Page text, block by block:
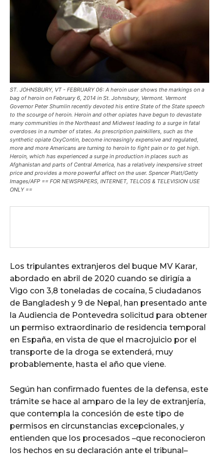
ST. JOHNSBURY, VT - FEBRUARY 06: A heroin user shows the markings on a
bag of heroin on February 6, 2014 in St. Johnsbury, Vermont. Vermont
Governor Peter Shumlin recently devoted his entire State of the State speech
to the scourge of heroin. Heroin and other opiates have begun to devastate
many communities in the Northeast and Midwest leading to a surge in fatal
overdoses in a number of states. As prescription painkillers, such as the
synthetic opiate OxyContin, become increasingly expensive and regulated,
more and more Americans are turning to heroin to fight pain or to get high.
Heroin, which has experienced a surge in production in places such as
Afghanistan and parts of Central America, has a relatively inexpensive street
price and provides a more powerful affect on the user. Spencer Platt/Getty
Images/AFP == FOR NEWSPAPERS, INTERNET, TELCOS & TELEVISION USE
ONLY ==
Los tripulantes extranjeros del buque MV Karar,
abordado en abril de 2020 cuando se dirigía a
Vigo con 3,8 toneladas de cocaína, 5 ciudadanos
de Bangladesh y 9 de Nepal, han presentado ante
la Audiencia de Pontevedra solicitud para obtener
un permiso extraordinario de residencia temporal
en España, en vista de que el macrojuicio por el
transporte de la droga se extenderá, muy
probablemente, hasta el año que viene.
Según han confirmado fuentes de la defensa, este
trámite se hace al amparo de la ley de extranjería,
que contempla la concesión de este tipo de
permisos en circunstancias excepcionales, y
entienden que los procesados –que reconocieron
los hechos en su declaración ante el tribunal–